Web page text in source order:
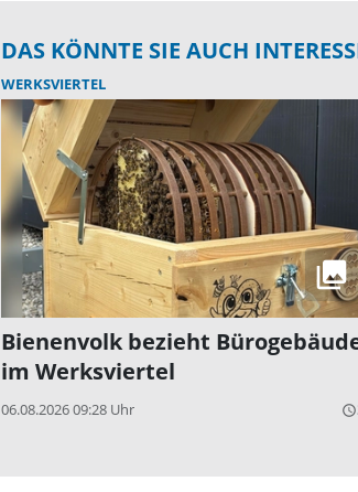
DAS KÖNNTE SIE AUCH
WERKSVIERTEL
Bienenvolk bezieht
im Werksviertel
06.08.2026 09:28 Uhr query_builder